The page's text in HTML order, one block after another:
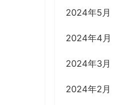
2024年5月
2024年4月
2024年3月
2024年2月